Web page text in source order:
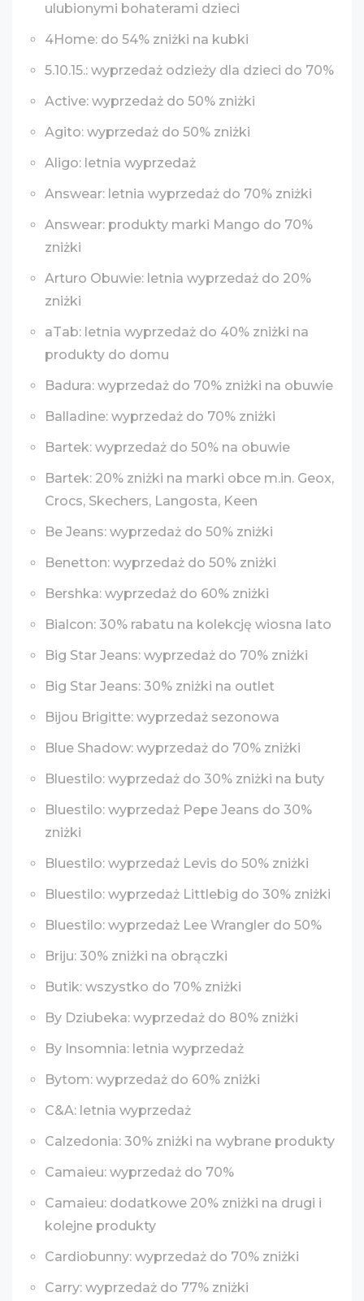
ulubionymi bohaterami dzieci
4Home: do 54% zniżki na kubki
5.10.15.: wyprzedaż odzieży dla dzieci do 70%
Active: wyprzedaż do 50% zniżki
Agito: wyprzedaż do 50% zniżki
Aligo: letnia wyprzedaż
Answear: letnia wyprzedaż do 70% zniżki
Answear: produkty marki Mango do 70%
zniżki
Arturo Obuwie: letnia wyprzedaż do 20%
zniżki
aTab: letnia wyprzedaż do 40% zniżki na
produkty do domu
Badura: wyprzedaż do 70% zniżki na obuwie
Balladine: wyprzedaż do 70% zniżki
Bartek: wyprzedaż do 50% na obuwie
Bartek: 20% zniżki na marki obce m.in. Geox,
Crocs, Skechers, Langosta, Keen
Be Jeans: wyprzedaż do 50% zniżki
Benetton: wyprzedaż do 50% zniżki
Bershka: wyprzedaż do 60% zniżki
Bialcon: 30% rabatu na kolekcję wiosna lato
Big Star Jeans: wyprzedaż do 70% zniżki
Big Star Jeans: 30% zniżki na outlet
Bijou Brigitte: wyprzedaż sezonowa
Blue Shadow: wyprzedaż do 70% zniżki
Bluestilo: wyprzedaż do 30% zniżki na buty
Bluestilo: wyprzedaż Pepe Jeans do 30%
zniżki
Bluestilo: wyprzedaż Levis do 50% zniżki
Bluestilo: wyprzedaż Littlebig do 30% zniżki
Bluestilo: wyprzedaż Lee Wrangler do 50%
Briju: 30% zniżki na obrączki
Butik: wszystko do 70% zniżki
By Dziubeka: wyprzedaż do 80% zniżki
By Insomnia: letnia wyprzedaż
Bytom: wyprzedaż do 60% zniżki
C&A: letnia wyprzedaż
Calzedonia: 30% zniżki na wybrane produkty
Camaieu: wyprzedaż do 70%
Camaieu: dodatkowe 20% zniżki na drugi i
kolejne produkty
Cardiobunny: wyprzedaż do 70% zniżki
Carry: wyprzedaż do 77% zniżki